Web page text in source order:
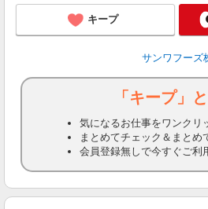
キープ
サンワフーズ
「キープ」
気になるお仕事をワンクリ
まとめてチェック＆まとめ
会員登録無しで今すぐご利